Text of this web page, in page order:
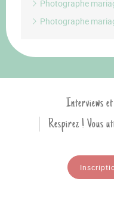
Photographe
Photographe
Interviews
Respirez ! Vous